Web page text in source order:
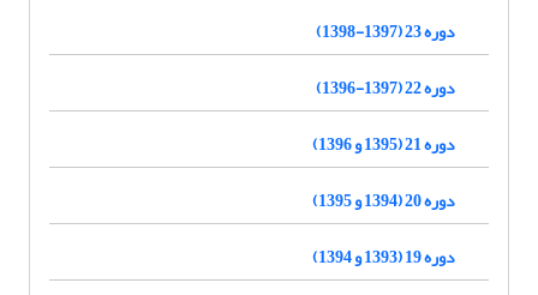
دوره 23 (1397-1398)
دوره 22 (1397-1396)
دوره 21 (1395 و 1396)
دوره 20 (1394 و 1395)
دوره 19 (1393 و 1394)